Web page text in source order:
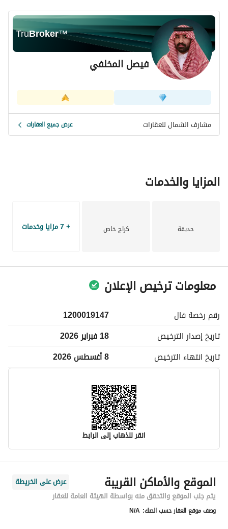
TruBroker™
فيصل المخلفي
مشارف الشمال للعقارات عرض جميع العقارات
المزايا والخدمات
حديقة كراج خاص + 7 مزايا وخدمات
معلومات ترخيص الإعلان
رقم رخصة فال
1200019147
تاريخ إصدار الترخيص
18 فبراير 2026
تاريخ انتهاء الترخيص 8 أغسطس 2026
انقر للذهاب إلى الرابط
معلومات مسؤول الإعلان
اسم المسؤول
خالد عمران ناجي المطيري
رقم المسؤول
0555242492
الموقع والأماكن القريبة
عرض على الخريطة
يتم جلب الموقع والتحقق منه بواسطة الهيئة العامة للعقار
وصف موقع العقار حسب الصك: N/A